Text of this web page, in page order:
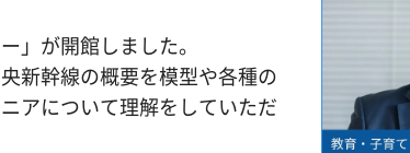
」が開館しました。
新幹線の概要を模型や各種の
アについて理解をしていただ